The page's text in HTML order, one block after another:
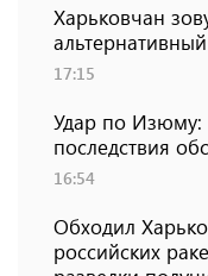
Харьковчан
17:15
Удар по Изюму:
последствия
16:54
Обходил
российских